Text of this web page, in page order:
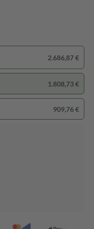
2.686,87 €
1.808,73 €
909,76 €